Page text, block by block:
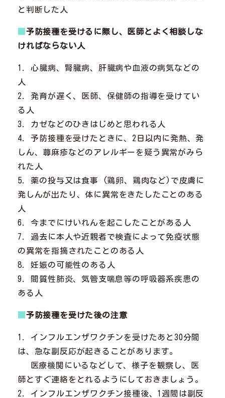
と判断した人
予防接種を受けるに際し、医師とよく相談しな
ければならない人
1. 心臓病、腎臓病、肝臓病や血液の病気などの
人
2. 発育が遅く、医師、保健師の指導を受けてい
る人
3. カゼなどのひきはじめと思われる人
4. 予防接種を受けたときに、2日以内に発熱、発
しん、蕁麻疹などのアレルギーを疑う異常がみら
れた人
5. 薬の投与又は食事 (鶏卵、鶏肉など)で皮膚に
発しんが出たり、体に異常をきたしたことのある
人
6. 今までにけいれんを起こしたことがある人
7. 過去に本人や近親者で検査によって免疫状態
の異常を指摘されたことのある人
8. 妊娠の可能性のある人
9. 間質性肺炎、気管支喘息等の呼吸器系疾患の
ある人
予防接種を受けた後の注意
1. インフルエンザワクチンを受けたあと30分間
は、急な副反応が起きることがあります。
医療機関にいるなどして、様子を観察し、医
師とすぐ連絡をとれるようにしておきましょう。
2. インフルエンザワクチン接種後、1週間は副反